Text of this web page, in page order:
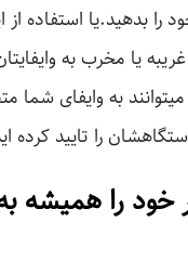
را بدهید.یا استفاده از
یا مخرب به
به وایفای
را تایید کرده
خود را همیشه